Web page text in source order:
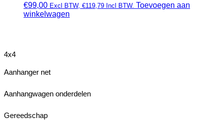
€99,00 Excl BTW, €119,79 Incl BTW. Toevoegen aan
winkelwagen
4x4
Aanhanger net
Aanhangwagen onderdelen
Gereedschap